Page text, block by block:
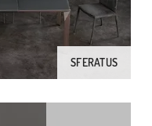
SFERATUS